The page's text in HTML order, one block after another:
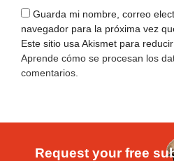
Guarda mi nombre, correo
navegador para la próxima vez
Este sitio usa Akismet para reducir
Aprende cómo se procesan los
comentarios
Request your free